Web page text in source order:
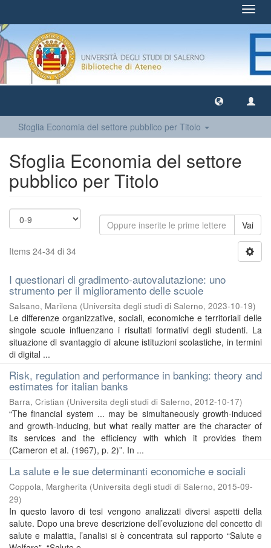
Sfoglia Economia del settore pubblico per Titolo
Sfoglia Economia del settore
pubblico per Titolo
Vai
Items 24-34 di 34
I questionari di gradimento-autovalutazione: uno
strumento per il miglioramento delle scuole
Salsano, Marilena (Universita degli studi di Salerno, 2023-10-19)
Le differenze organizzative, sociali, economiche e territoriali delle
singole scuole influenzano i risultati formativi degli studenti. La
situazione di svantaggio di alcune istituzioni scolastiche, in termini
di digital ...
Risk, regulation and performance in banking: theory and
estimates for italian banks
Barra, Cristian (Universita degli studi di Salerno, 2012-10-17)
“The financial system ... may be simultaneously growth-induced
and growth-inducing, but what really matter are the character of
its services and the efficiency with which it provides them
(Cameron et al. (1967), p. 2)”. In ...
La salute e le sue determinanti economiche e sociali
Coppola, Margherita (Universita degli studi di Salerno, 2015-09-
29)
In questo lavoro di tesi vengono analizzati diversi aspetti della
salute. Dopo una breve descrizione dell’evoluzione del concetto di
salute e malattia, l’analisi si è concentrata sul rapporto “Salute e